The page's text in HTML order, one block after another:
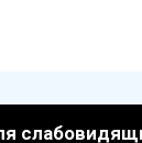
и С в г.